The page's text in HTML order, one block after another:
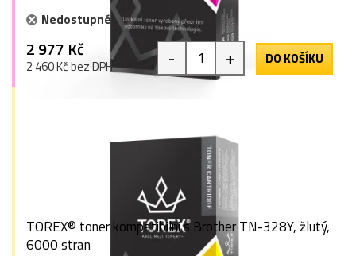
Nedostupné
2 977 Kč
2 460 Kč bez DPH - + DO KOŠÍKU
TOREX® toner kompatibilní s Brother TN-328Y, žlutý,
6000 stran